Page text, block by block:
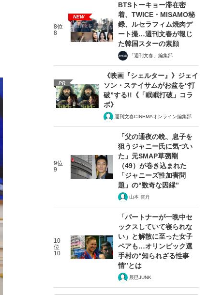
8位
8
NEW
BTSトーキョー滞在密
着、TWICE・MISAMO秘
録、ルセラフィム焼肉デ
ート撮…週刊文春が報じ
た韓国スターの素顔
「週刊文春」編集部
PR
《映画『シェルター』》ジェイ
ソン・ステイサムがお盆を“打
破”する!!《「眠眠打破」コラ
ボ》
週刊文春CINEMAオンライン編集部
9位
9
「父の通夜の晩、息子を
狙うジャニー氏に気づい
た」元SMAP草彅剛
（49）が巻き込まれた
「ジャニーズ性加害問
題」の“数奇な因縁”
山本 雲丹
10
位
10
「パートナーが一晩中セ
ックスしていて寝られな
い」と解散に至った女子
ペアも…オリンピック選
手村の“知られざる性事
情”とは
辰巳JUNK